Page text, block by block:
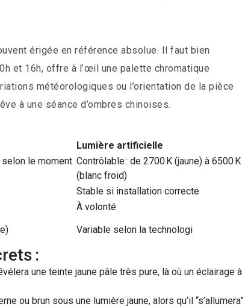
érigée en référence absolue. Il faut bien
et 16h, offre à l’œil une palette chromatique
météorologiques ou l’orientation de la pièce
à une séance d’ombres chinoises.
Lumière artificielle
selon le moment Contrôlable : de 2700 K (jaune) à 6500 K
(blanc froid)
Stable si installation correcte
À volonté
Variable selon la technologi
:
une teinte jaune pâle très pure, là où un éclairage à
ou brun sous une lumière jaune, alors qu’il “s’allumera”